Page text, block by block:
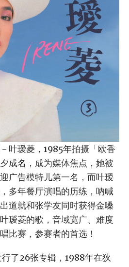
叶瑷菱，1985年拍摄「欧香
成名，成为媒体焦点，她被
广告模特儿第一名，而叶瑷
多年餐厅演唱的历练，吶喊
道就和张学友同时获得金嗓
瑷菱的歌，音域宽广、难度
比赛，参赛者的首选！
了26张专辑，1988年在狄